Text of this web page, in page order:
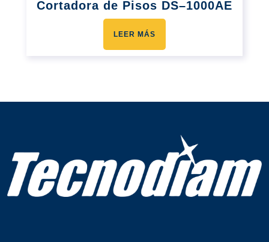
Cortadora de Pisos DS–1000AE
LEER MÁS